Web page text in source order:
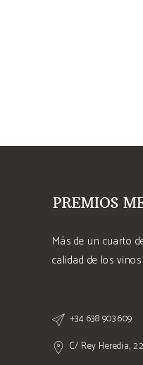
Más de un cuarto
calidad de los vinos
+34 638 903 609
C/ Rey Heredia,